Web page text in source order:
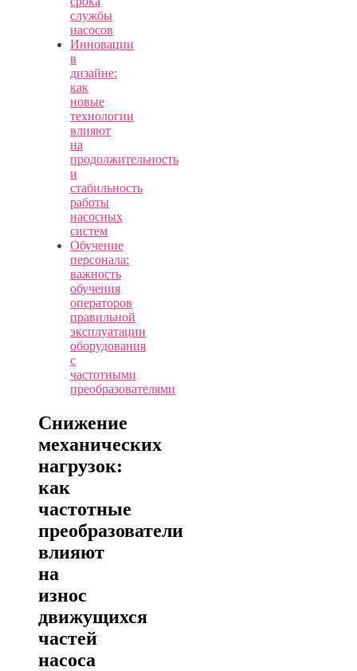
службы
насосов
Инновации
в
дизайне:
как
новые
технологии
влияют
на
продолжительность
и
стабильность
работы
насосных
систем
Обучение
персонала:
важность
обучения
операторов
правильной
эксплуатации
оборудования
с
частотными
преобразователями
Снижение
механических
нагрузок:
как
частотные
преобразователи
влияют
на
износ
движущихся
частей
насоса